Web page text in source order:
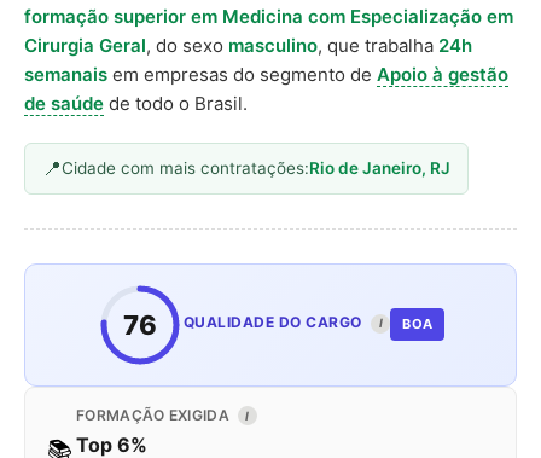
formação superior em Medicina com Especialização em
Cirurgia Geral, do sexo masculino, que trabalha 24h
semanais em empresas do segmento de Apoio à gestão
de saúde de todo o Brasil.
Cidade com mais contratações:Rio de Janeiro, RJ
76 QUALIDADE DO CARGO I BOA
📚
FORMAÇÃO EXIGIDA I
Top 6%